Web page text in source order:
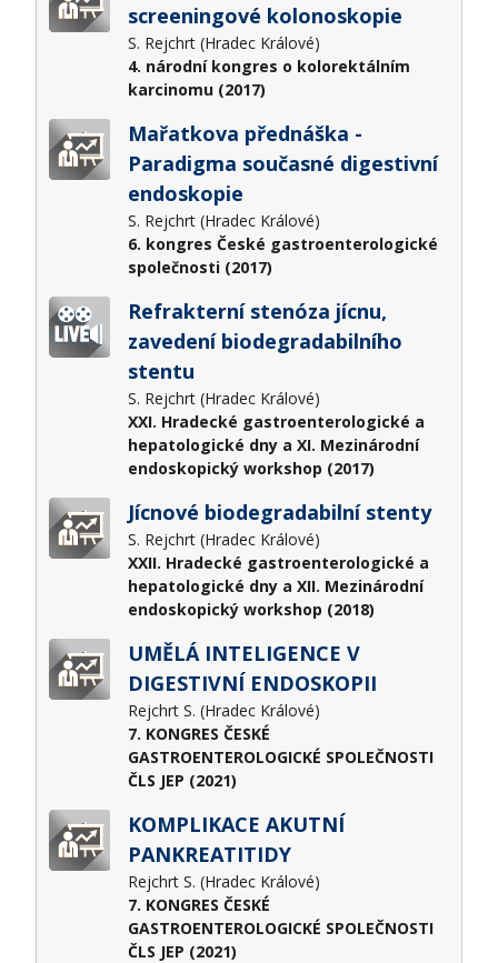
screeningové kolonoskopie
S. Rejchrt (Hradec Králové)
4. národní kongres o kolorektálním
karcinomu (2017)
Mařatkova přednáška -
Paradigma současné digestivní
endoskopie
S. Rejchrt (Hradec Králové)
6. kongres České gastroenterologické
společnosti (2017)
Refrakterní stenóza jícnu,
zavedení biodegradabilního
stentu
S. Rejchrt (Hradec Králové)
XXI. Hradecké gastroenterologické a
hepatologické dny a XI. Mezinárodní
endoskopický workshop (2017)
Jícnové biodegradabilní stenty
S. Rejchrt (Hradec Králové)
XXII. Hradecké gastroenterologické a
hepatologické dny a XII. Mezinárodní
endoskopický workshop (2018)
UMĚLÁ INTELIGENCE V
DIGESTIVNÍ ENDOSKOPII
Rejchrt S. (Hradec Králové)
7. KONGRES ČESKÉ
GASTROENTEROLOGICKÉ SPOLEČNOSTI
ČLS JEP (2021)
KOMPLIKACE AKUTNÍ
PANKREATITIDY
Rejchrt S. (Hradec Králové)
7. KONGRES ČESKÉ
GASTROENTEROLOGICKÉ SPOLEČNOSTI
ČLS JEP (2021)